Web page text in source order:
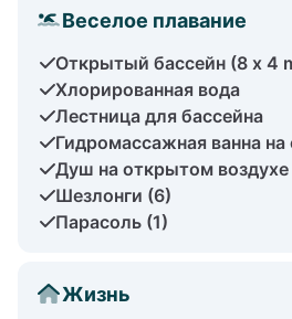
Веселое плавание
Открытый бассейн (8 x 4
Хлорированная вода
Лестница для бассейна
Гидромассажная ванна
Душ на открытом воздухе
Шезлонги (6)
Парасоль (1)
Жизнь